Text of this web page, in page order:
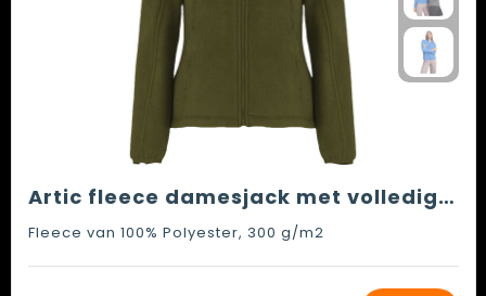
Artic fleece damesjack met volledige rits
Fleece van 100% Polyester, 300 g/m2